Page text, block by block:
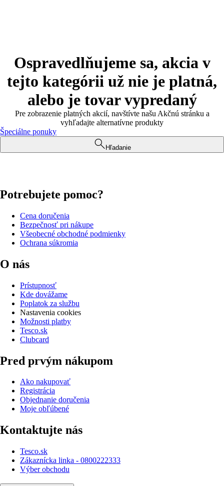
Ospravedlňujeme sa, akcia v
tejto kategórii už nie je platná,
alebo je tovar vypredaný
Pre zobrazenie platných akcií, navštívte našu Akčnú stránku a
vyhľadajte alternatívne produkty
Špeciálne ponuky
Hľadanie
Potrebujete pomoc?
Cena doručenia
Bezpečnosť pri nákupe
Všeobecné obchodné podmienky
Ochrana súkromia
O nás
Prístupnosť
Kde dovážame
Poplatok za službu
Nastavenia cookies
Možnosti platby
Tesco.sk
Clubcard
Pred prvým nákupom
Ako nakupovať
Registrácia
Objednanie doručenia
Moje obľúbené
Kontaktujte nás
Tesco.sk
Zákaznícka linka - 0800222333
Výber obchodu